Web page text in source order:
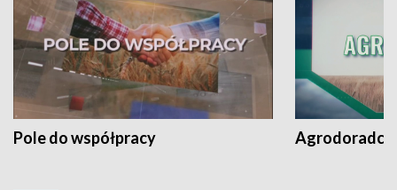
Pole do współpracy Agrodoradcy